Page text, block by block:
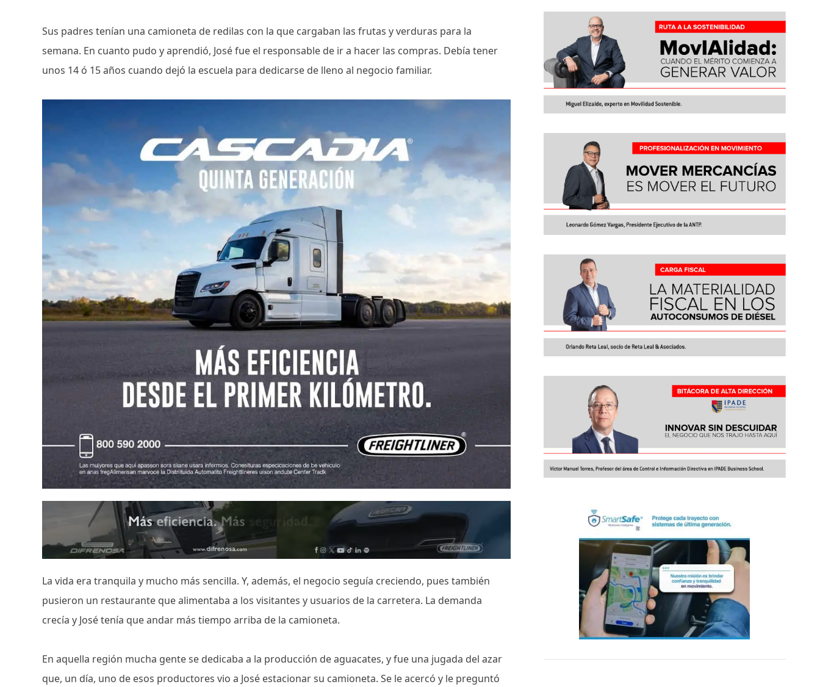
Sus padres tenían una camioneta de redilas con la que cargaban las frutas y verduras para la
semana. En cuanto pudo y aprendió, José fue el responsable de ir a hacer las compras. Debía tener
unos 14 ó 15 años cuando dejó la escuela para dedicarse de lleno al negocio familiar.
La vida era tranquila y mucho más sencilla. Y, además, el negocio seguía creciendo, pues también
pusieron un restaurante que alimentaba a los visitantes y usuarios de la carretera. La demanda
crecía y José tenía que andar más tiempo arriba de la camioneta.
En aquella región mucha gente se dedicaba a la producción de aguacates, y fue una jugada del azar
que, un día, uno de esos productores vio a José estacionar su camioneta. Se le acercó y le preguntó